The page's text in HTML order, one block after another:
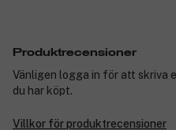
Produktrecensioner
Vänligen logga in för att skriva
du har köpt.
Villkor för produktrecensioner